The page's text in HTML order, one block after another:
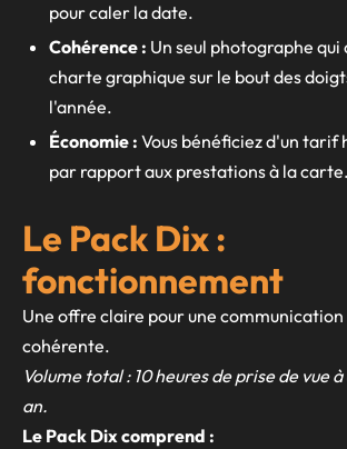
pour caler la date.
Cohérence : Un seul photographe
charte graphique sur le bout des
l'année.
Économie : Vous bénéficiez d'un tarif
par rapport aux prestations à la carte.
Le Pack Dix :
fonctionnement
Une offre claire pour une
cohérente.
Volume total : 10 heures de prise de vue
an.
Le Pack Dix comprend :